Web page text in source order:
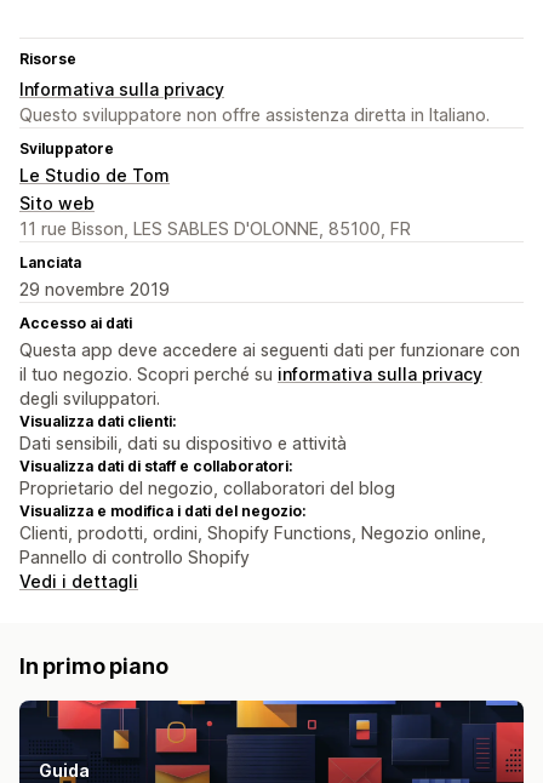
Risorse
Informativa sulla privacy
Questo sviluppatore non offre assistenza diretta in Italiano.
Sviluppatore
Le Studio de Tom
Sito web
11 rue Bisson, LES SABLES D'OLONNE, 85100, FR
Lanciata
29 novembre 2019
Accesso ai dati
Questa app deve accedere ai seguenti dati per funzionare con
il tuo negozio. Scopri perché su informativa sulla privacy
degli sviluppatori.
Visualizza dati clienti:
Dati sensibili, dati su dispositivo e attività
Visualizza dati di staff e collaboratori:
Proprietario del negozio, collaboratori del blog
Visualizza e modifica i dati del negozio:
Clienti, prodotti, ordini, Shopify Functions, Negozio online,
Pannello di controllo Shopify
Vedi i dettagli
In primo piano
Guida